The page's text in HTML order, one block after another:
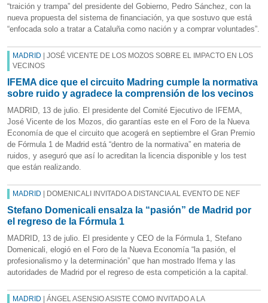
“traición y trampa” del presidente del Gobierno, Pedro Sánchez, con la
nueva propuesta del sistema de financiación, ya que sostuvo que está
“enfocada solo a tratar a Cataluña como nación y a comprar voluntades”.
MADRID | JOSÉ VICENTE DE LOS MOZOS SOBRE EL IMPACTO EN LOS
VECINOS
IFEMA dice que el circuito Madring cumple la normativa
sobre ruido y agradece la comprensión de los vecinos
MADRID, 13 de julio. El presidente del Comité Ejecutivo de IFEMA,
José Vicente de los Mozos, dio garantías este en el Foro de la Nueva
Economía de que el circuito que acogerá en septiembre el Gran Premio
de Fórmula 1 de Madrid está “dentro de la normativa” en materia de
ruidos, y aseguró que así lo acreditan la licencia disponible y los test
que están realizando.
MADRID | DOMENICALI INVITADO A DISTANCIA AL EVENTO DE NEF
Stefano Domenicali ensalza la “pasión” de Madrid por
el regreso de la Fórmula 1
MADRID, 13 de julio. El presidente y CEO de la Fórmula 1, Stefano
Domenicali, elogió en el Foro de la Nueva Economía “la pasión, el
profesionalismo y la determinación” que han mostrado Ifema y las
autoridades de Madrid por el regreso de esta competición a la capital.
MADRID | ÁNGEL ASENSIO ASISTE COMO INVITADO A LA